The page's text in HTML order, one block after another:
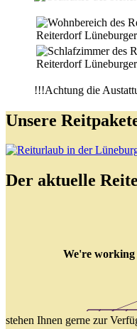
!!!Achtung die
Unsere
Der aktuelle
stehen Ihnen gerne zur